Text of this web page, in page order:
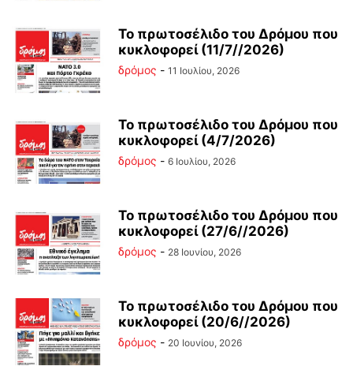
Το πρωτοσέλιδο του Δρόμου που
κυκλοφορεί (11/7//2026)
δρόμος - 11 Ιουλίου, 2026
Το πρωτοσέλιδο του Δρόμου που
κυκλοφορεί (4/7/2026)
δρόμος - 6 Ιουλίου, 2026
Το πρωτοσέλιδο του Δρόμου που
κυκλοφορεί (27/6//2026)
δρόμος - 28 Ιουνίου, 2026
Το πρωτοσέλιδο του Δρόμου που
κυκλοφορεί (20/6//2026)
δρόμος - 20 Ιουνίου, 2026